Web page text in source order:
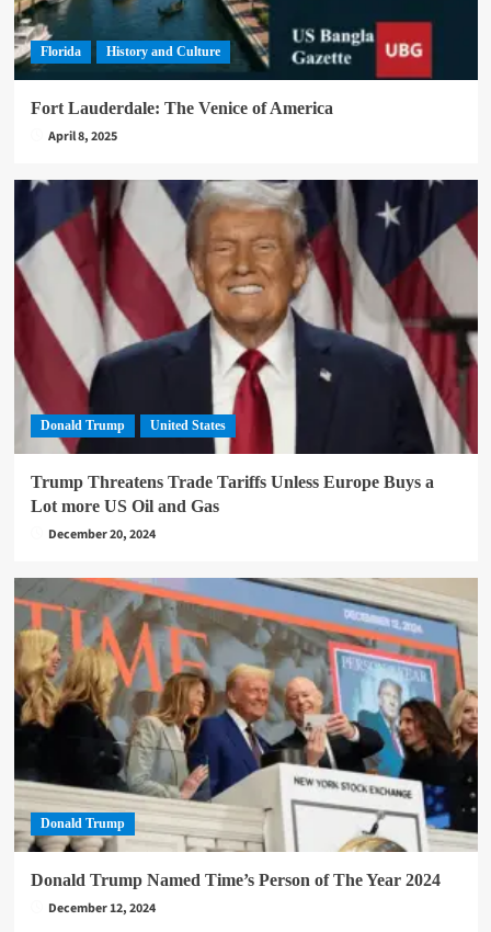
Florida History and Culture
Fort Lauderdale: The Venice of America
April 8, 2025
Donald Trump United States
Trump Threatens Trade Tariffs Unless Europe Buys a
Lot more US Oil and Gas
December 20, 2024
Donald Trump
Donald Trump Named Time’s Person of The Year 2024
December 12, 2024